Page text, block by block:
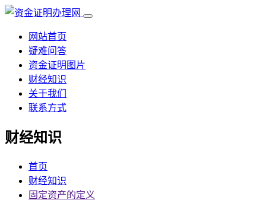
网站首页
疑难问答
资金证明图片
财经知识
关于我们
联系方式
财经知识
首页
财经知识
固定资产的定义